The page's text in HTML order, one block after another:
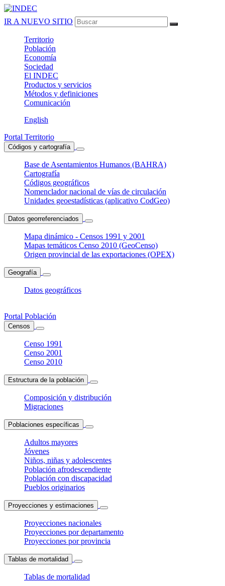
IR A NUEVO SITIO
Territorio
Población
Economía
Sociedad
El INDEC
Productos y servicios
Métodos y definiciones
Comunicación
English
Portal Territorio
Códigos y cartografía
Base de Asentamientos Humanos (BAHRA)
Cartografía
Códigos geográficos
Nomenclador nacional de vías de circulación
Unidades geoestadísticas (aplicativo CodGeo)
Datos georreferenciados
Mapa dinámico - Censos 1991 y 2001
Mapas temáticos Censo 2010 (GeoCenso)
Origen provincial de las exportaciones (OPEX)
Geografía
Datos geográficos
Portal Población
Censos
Censo 1991
Censo 2001
Censo 2010
Estructura de la población
Composición y distribución
Migraciones
Poblaciones específicas
Adultos mayores
Jóvenes
Niños, niñas y adolescentes
Población afrodescendiente
Población con discapacidad
Pueblos originarios
Proyecciones y estimaciones
Proyecciones nacionales
Proyecciones por departamento
Proyecciones por provincia
Tablas de mortalidad
Tablas de mortalidad